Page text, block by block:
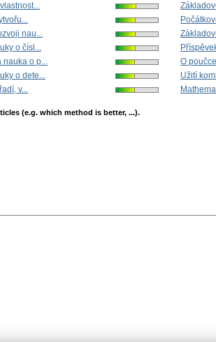
nau...
o čísl...
nauka o p...
o dete...
v...
O
Užití
(e.g. which method is better, ...).